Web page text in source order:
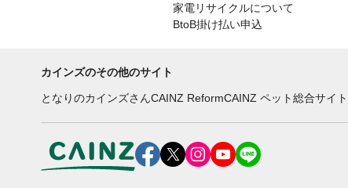
家電リサイクルについて
BtoB掛け払い申込
カインズのその他のサイト
となりのカインズさんCAINZ ReformCAINZ ペット総合サイト